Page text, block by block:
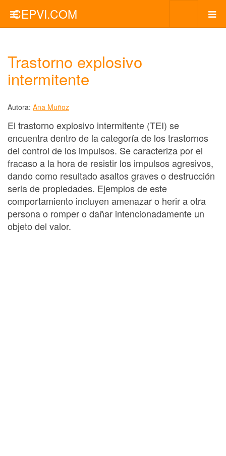
CEPVI.COM
Trastorno explosivo
intermitente
Autora: Ana Muñoz
El trastorno explosivo intermitente (TEI) se
encuentra dentro de la categoría de los trastornos
del control de los impulsos. Se caracteriza por el
fracaso a la hora de resistir los impulsos agresivos,
dando como resultado asaltos graves o destrucción
seria de propiedades. Ejemplos de este
comportamiento incluyen amenazar o herir a otra
persona o romper o dañar intencionadamente un
objeto del valor.